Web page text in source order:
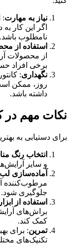
نیاز به مهارت:
اگر این کار
نامطلوب باشد.
استفاده از
از محصولات
برخی افراد
نگهداری:
روز، ممکن
داشته باشد.
نکات مهم در
برای دستیابی به
انتخاب رنگ
و سایر
آماده‌سازی
مرطوب‌کننده
جلوگیری شود.
استفاده از
براش‌های
کمک کند.
تمرین: برای
تکنیک‌های